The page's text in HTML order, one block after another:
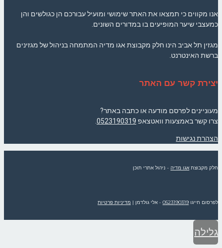
אנו מקווים כי תמצאו את האתר שימושי ומועיל עבורכם הן כגולשים והן
כמעצבי שיער המופיעים בו במדורים השונים.
מגזין תל אביב הינו חלק מקבוצת אגו מדיה המתמחה בניהול של מגזינים
ברשת האינטרנט.
יצירת קשר עם האתר
מעוניינים לפרסם מודעה או כתבה באתר?
צרו קשר באמצעות וואטצאפ 0523190319
הצהרת נגישות
חלק מקבוצת אגו מדיה - ניהול אתרי תוכן
לפרסום חייגו 0523190319 - אלי גולדמן | מדיניות פרטיות
גלילה